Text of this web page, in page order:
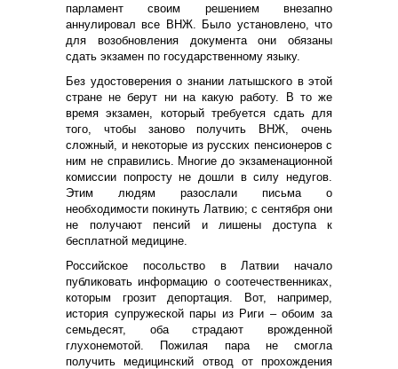
парламент своим решением внезапно
аннулировал все ВНЖ. Было установлено, что
для возобновления документа они обязаны
сдать экзамен по государственному языку.
Без удостоверения о знании латышского в этой
стране не берут ни на какую работу. В то же
время экзамен, который требуется сдать для
того, чтобы заново получить ВНЖ, очень
сложный, и некоторые из русских пенсионеров с
ним не справились. Многие до экзаменационной
комиссии попросту не дошли в силу недугов.
Этим людям разослали письма о
необходимости покинуть Латвию; с сентября они
не получают пенсий и лишены доступа к
бесплатной медицине.
Российское посольство в Латвии начало
публиковать информацию о соотечественниках,
которым грозит депортация. Вот, например,
история супружеской пары из Риги – обоим за
семьдесят, оба страдают врожденной
глухонемотой. Пожилая пара не смогла
получить медицинский отвод от прохождения